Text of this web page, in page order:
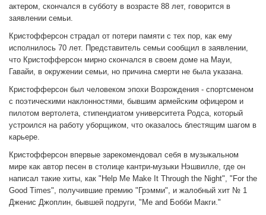
актером, скончался в субботу в возрасте 88 лет, говорится в
заявлении семьи.
Кристофферсон страдал от потери памяти с тех пор, как ему
исполнилось 70 лет. Представитель семьи сообщил в заявлении,
что Кристофферсон мирно скончался в своем доме на Мауи,
Гавайи, в окружении семьи, но причина смерти не была указана.
Кристофферсон был человеком эпохи Возрождения - спортсменом
с поэтическими наклонностями, бывшим армейским офицером и
пилотом вертолета, стипендиатом университета Родса, который
устроился на работу уборщиком, что оказалось блестящим шагом в
карьере.
Кристофферсон впервые зарекомендовал себя в музыкальном
мире как автор песен в столице кантри-музыки Нэшвилле, где он
написал такие хиты, как "Help Me Make It Through the Night", "For the
Good Times", получившие премию "Грэмми", и жалобный хит № 1
Дженис Джоплин, бывшей подруги, "Me and Бобби Макги."